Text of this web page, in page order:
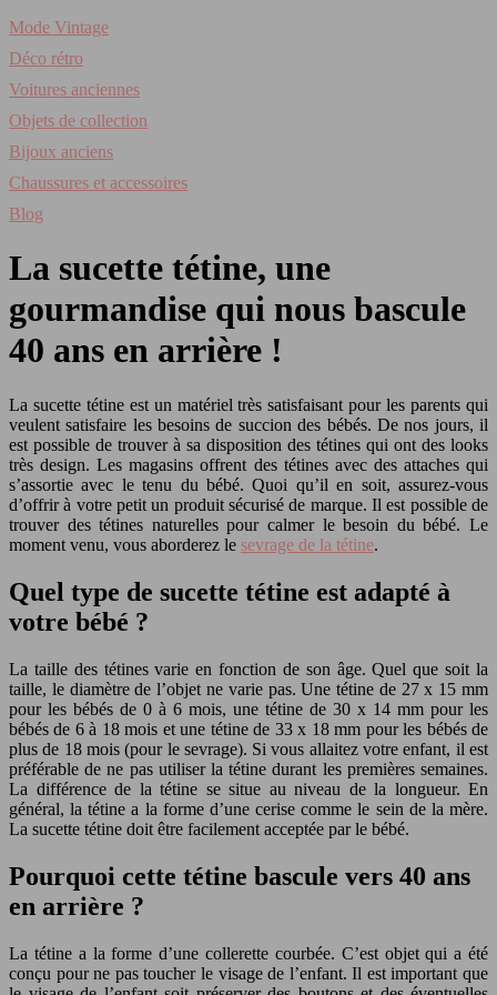
Mode Vintage
Déco rétro
Voitures anciennes
Objets de collection
Bijoux anciens
Chaussures et accessoires
Blog
La sucette tétine, une
gourmandise qui nous bascule
40 ans en arrière !
La sucette tétine est un matériel très satisfaisant pour les parents qui
veulent satisfaire les besoins de succion des bébés. De nos jours, il
est possible de trouver à sa disposition des tétines qui ont des looks
très design. Les magasins offrent des tétines avec des attaches qui
s’assortie avec le tenu du bébé. Quoi qu’il en soit, assurez-vous
d’offrir à votre petit un produit sécurisé de marque. Il est possible de
trouver des tétines naturelles pour calmer le besoin du bébé. Le
moment venu, vous aborderez le sevrage de la tétine.
Quel type de sucette tétine est adapté à
votre bébé ?
La taille des tétines varie en fonction de son âge. Quel que soit la
taille, le diamètre de l’objet ne varie pas. Une tétine de 27 x 15 mm
pour les bébés de 0 à 6 mois, une tétine de 30 x 14 mm pour les
bébés de 6 à 18 mois et une tétine de 33 x 18 mm pour les bébés de
plus de 18 mois (pour le sevrage). Si vous allaitez votre enfant, il est
préférable de ne pas utiliser la tétine durant les premières semaines.
La différence de la tétine se situe au niveau de la longueur. En
général, la tétine a la forme d’une cerise comme le sein de la mère.
La sucette tétine doit être facilement acceptée par le bébé.
Pourquoi cette tétine bascule vers 40 ans
en arrière ?
La tétine a la forme d’une collerette courbée. C’est objet qui a été
conçu pour ne pas toucher le visage de l’enfant. Il est important que